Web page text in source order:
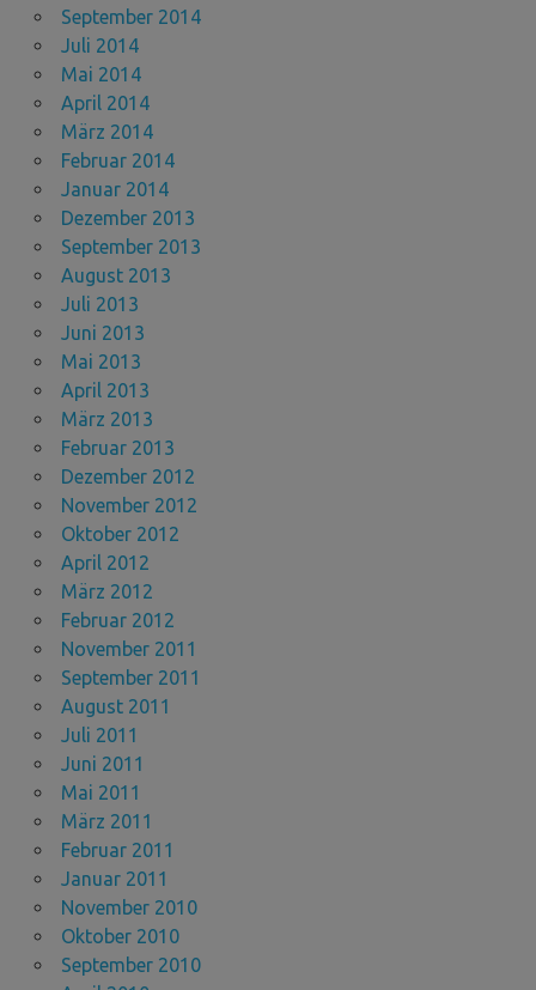
September 2014
Juli 2014
Mai 2014
April 2014
März 2014
Februar 2014
Januar 2014
Dezember 2013
September 2013
August 2013
Juli 2013
Juni 2013
Mai 2013
April 2013
März 2013
Februar 2013
Dezember 2012
November 2012
Oktober 2012
April 2012
März 2012
Februar 2012
November 2011
September 2011
August 2011
Juli 2011
Juni 2011
Mai 2011
März 2011
Februar 2011
Januar 2011
November 2010
Oktober 2010
September 2010